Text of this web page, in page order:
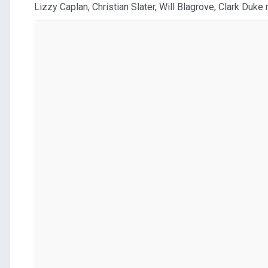
Lizzy Caplan, Christian Slater, Will Blagrove, Clark Duke